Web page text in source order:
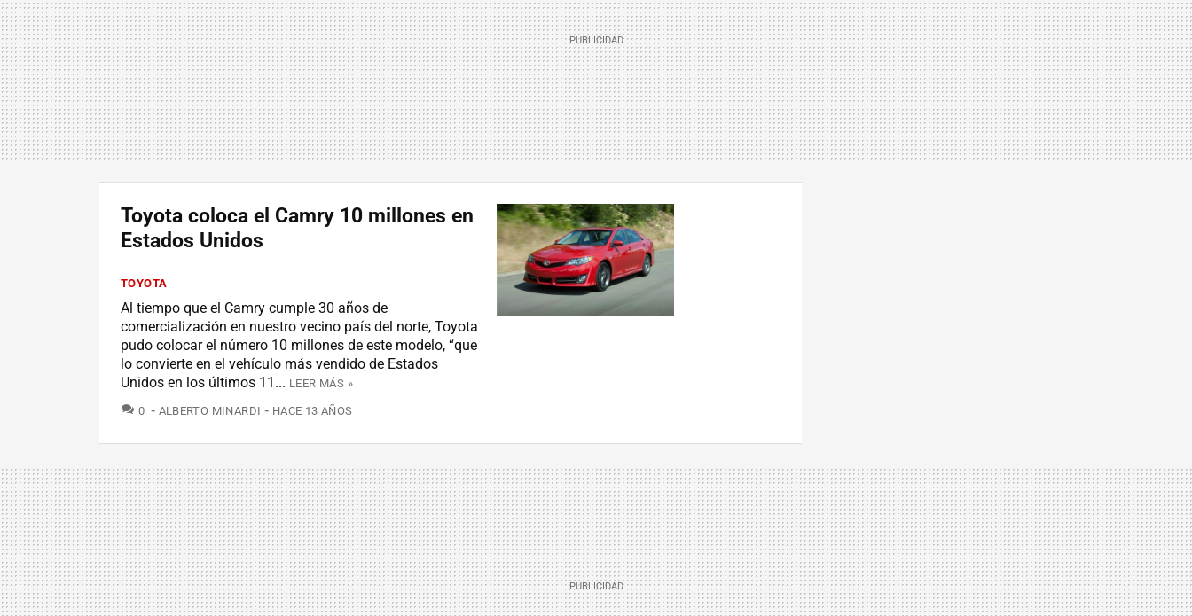
Toyota coloca el Camry 10 millones en
Estados Unidos
TOYOTA
Al tiempo que el Camry cumple 30 años de
comercialización en nuestro vecino país del norte, Toyota
pudo colocar el número 10 millones de este modelo, “que
lo convierte en el vehículo más vendido de Estados
Unidos en los últimos 11... LEER MÁS »
0 COMENTARIOS
ALBERTO MINARDI HACE 13 AÑOS